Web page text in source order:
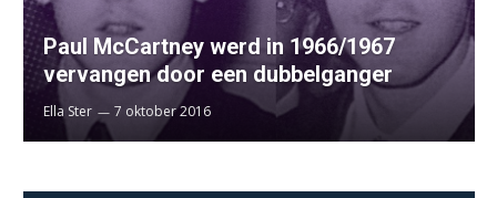
Paul McCartney werd in 1966/1967
vervangen door een dubbelganger
Ella Ster 7 oktober 2016